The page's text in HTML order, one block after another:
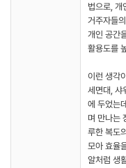
법으로, 개
거주자들
개인 공간
활용도를
이런 생각
세면대, 샤
에 두었는
며 만나는
루한 복도
모아 효율
알처럼 생